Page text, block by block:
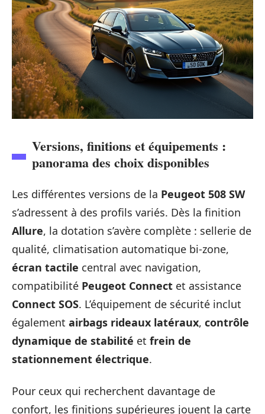
Versions, finitions et équipements :
panorama des choix disponibles
Les différentes versions de la Peugeot 508 SW
s’adressent à des profils variés. Dès la finition
Allure, la dotation s’avère complète : sellerie de
qualité, climatisation automatique bi-zone,
écran tactile central avec navigation,
compatibilité Peugeot Connect et assistance
Connect SOS. L’équipement de sécurité inclut
également airbags rideaux latéraux, contrôle
dynamique de stabilité et frein de
stationnement électrique.
Pour ceux qui recherchent davantage de
confort, les finitions supérieures jouent la carte